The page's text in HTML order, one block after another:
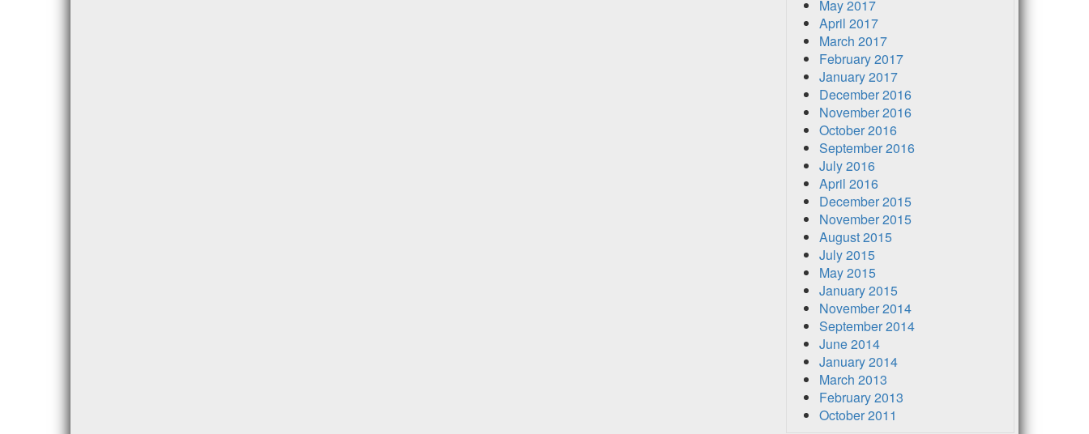
May 2017
April 2017
March 2017
February 2017
January 2017
December 2016
November 2016
October 2016
September 2016
July 2016
April 2016
December 2015
November 2015
August 2015
July 2015
May 2015
January 2015
November 2014
September 2014
June 2014
January 2014
March 2013
February 2013
October 2011